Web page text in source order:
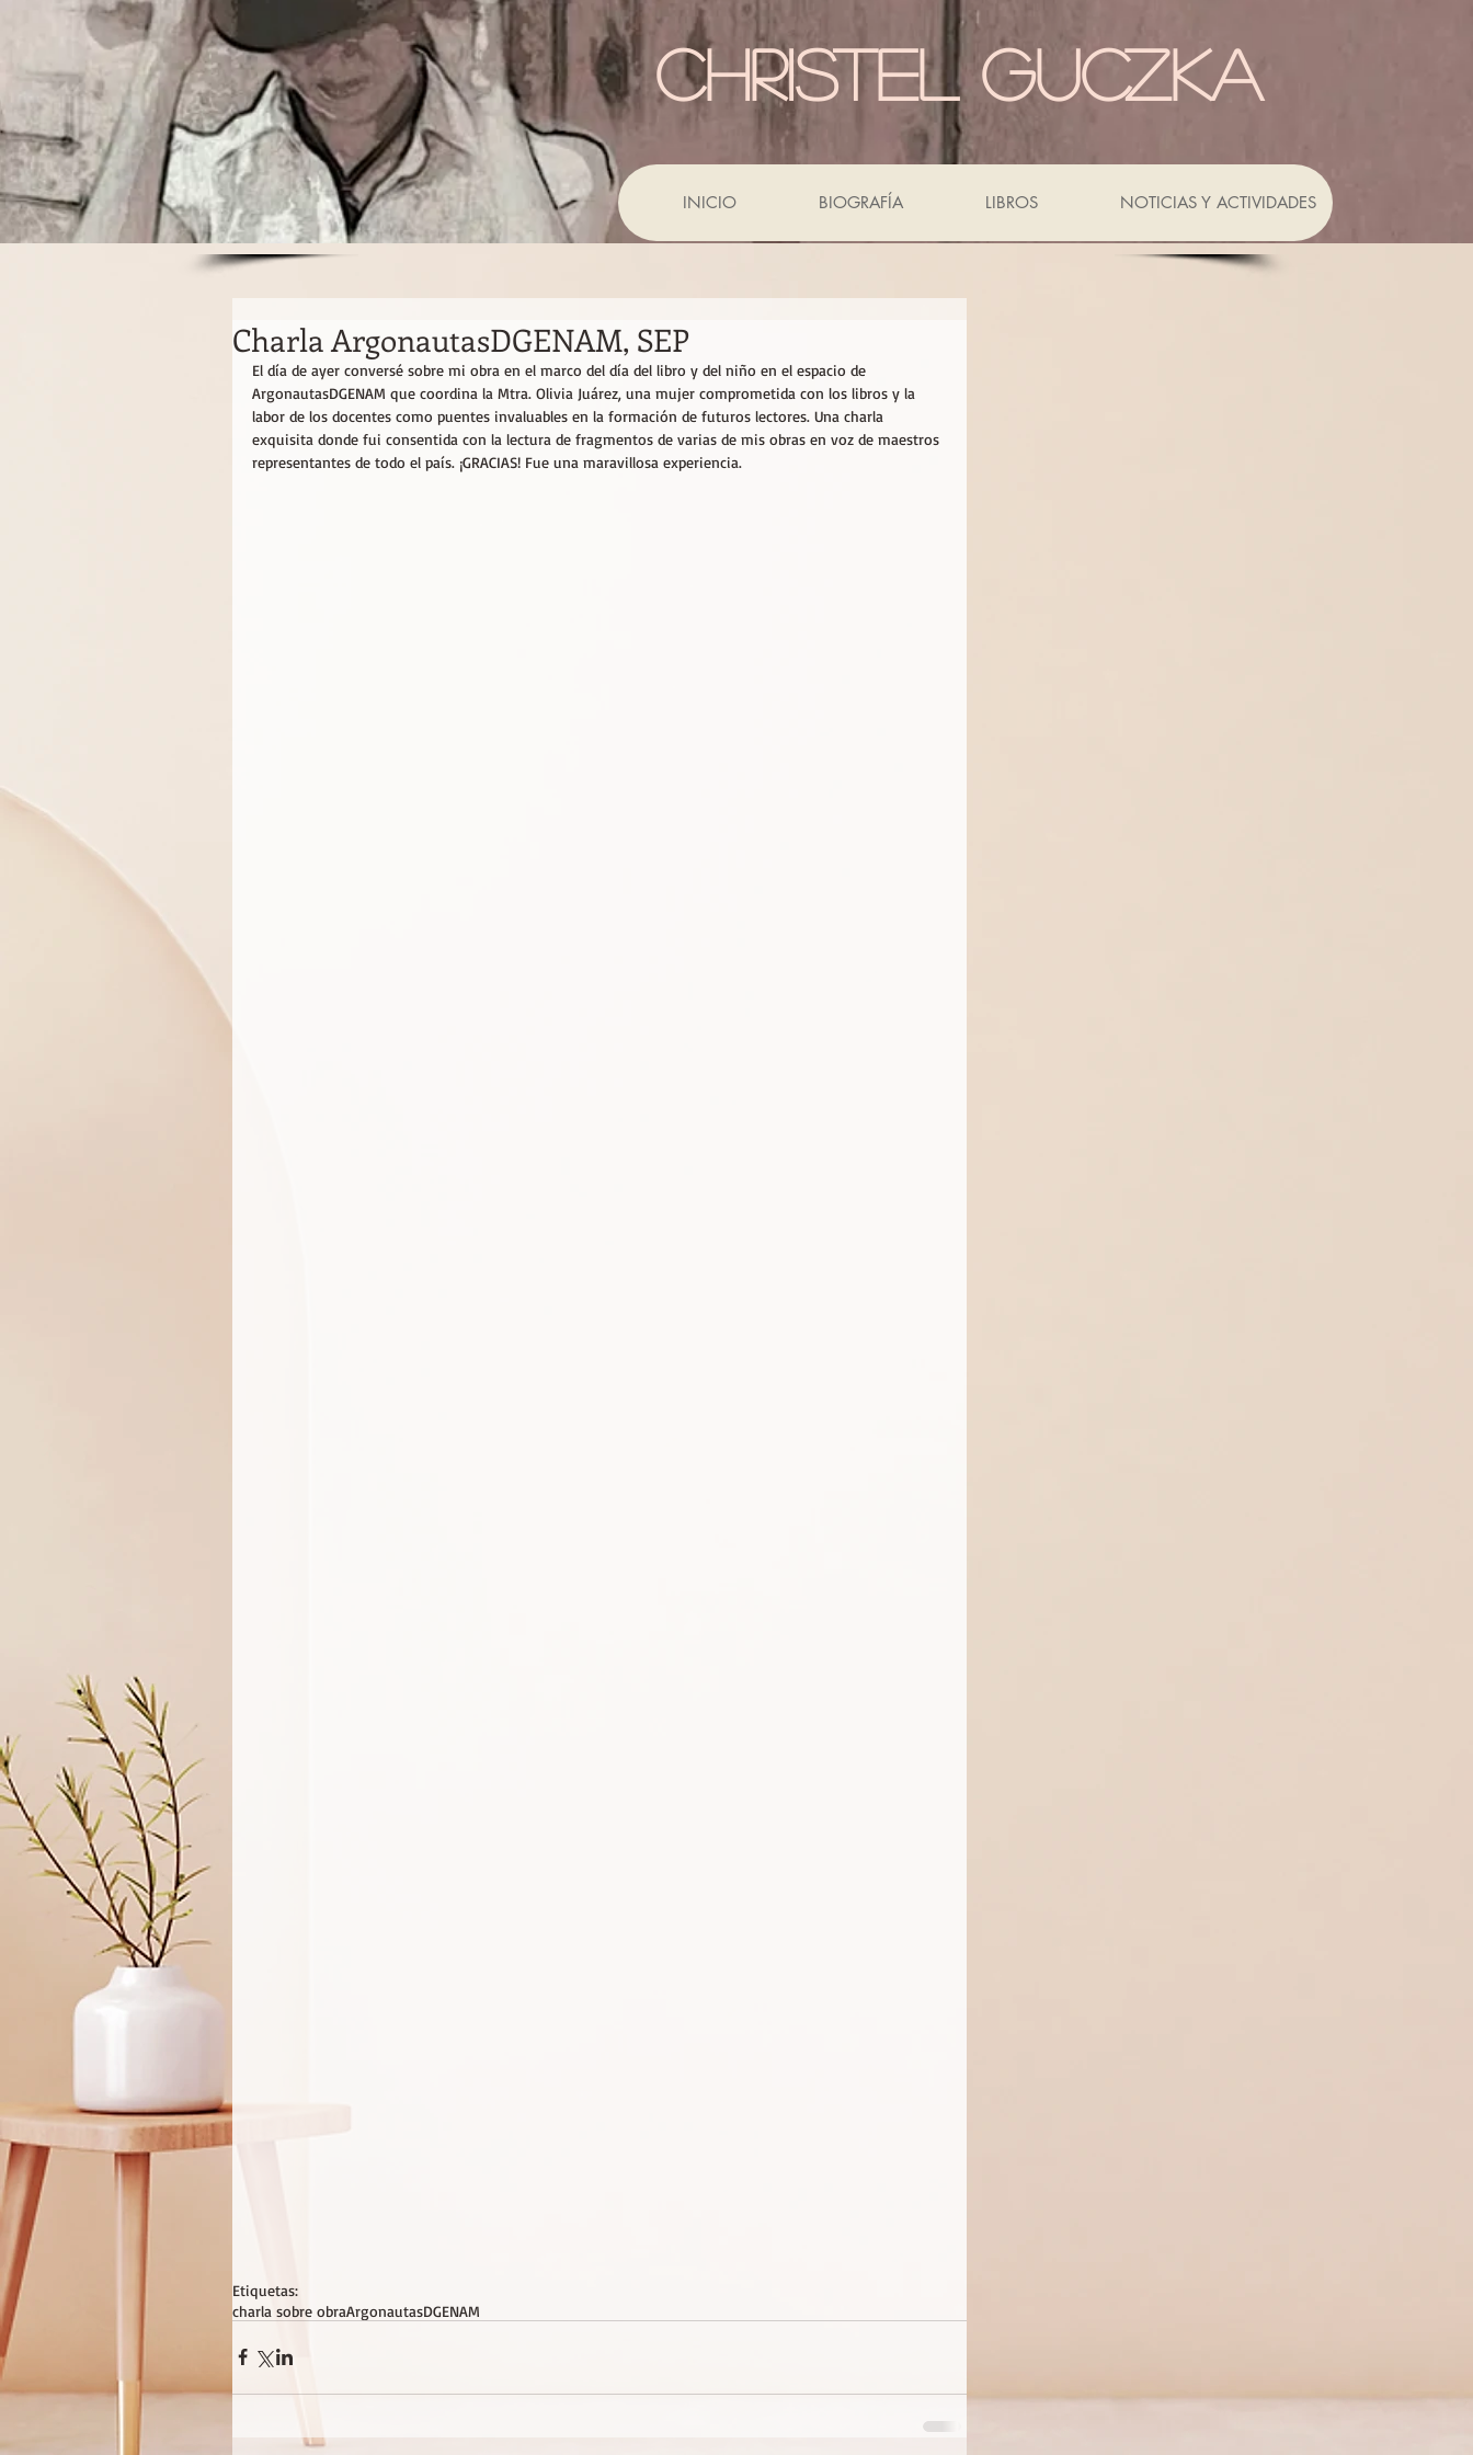
INICIO BIOGRAFÍA LIBROS NOTICIAS Y ACTIVIDADES
CHRISTEL GUCZKA
Charla ArgonautasDGENAM, SEP
El día de ayer conversé sobre mi obra en el marco del día del libro y del niño en el espacio de
ArgonautasDGENAM que coordina la Mtra. Olivia Juárez, una mujer comprometida con los libros y la
labor de los docentes como puentes invaluables en la formación de futuros lectores. Una charla
exquisita donde fui consentida con la lectura de fragmentos de varias de mis obras en voz de maestros
representantes de todo el país. ¡GRACIAS! Fue una maravillosa experiencia.
Etiquetas:
charla sobre obraArgonautasDGENAM